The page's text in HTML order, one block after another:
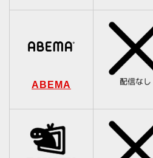
ABEMA